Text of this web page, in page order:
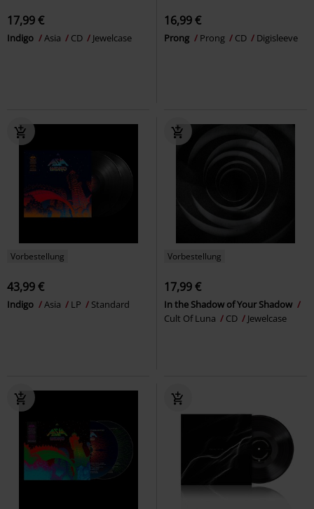
17,99 €
Indigo Asia CD Jewelcase
16,99 €
Prong Prong CD Digisleeve
Vorbestellung
43,99 €
Indigo Asia LP Standard
Vorbestellung
17,99 €
In the Shadow of Your Shadow
Cult Of Luna
CD Jewelcase